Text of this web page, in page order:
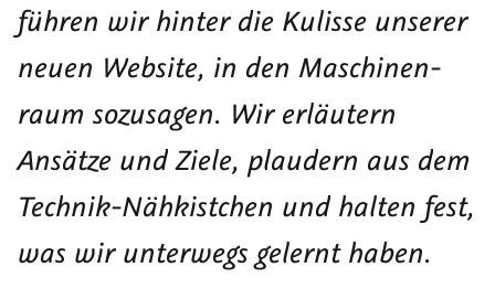
zum
barrierefreien
und
stubenrein™
Serie
(derzeit
führen wir hinter die Kulisse unserer
neuen Website, in den Maschinen­
raum sozusagen. Wir erläutern
Ansätze und Ziele, plaudern aus dem
Technik-Nähkistchen und halten fest,
was wir unterwegs gelernt haben.